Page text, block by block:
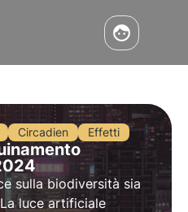
Circadien Effetti
sulla biodiversità sia
luce artificiale